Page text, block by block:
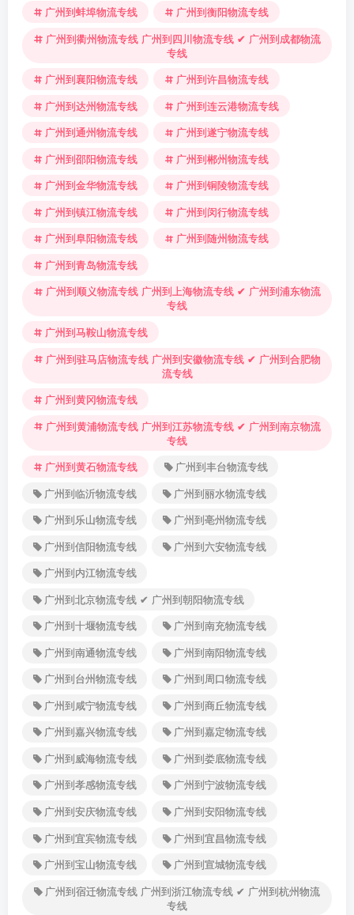
广州到蚌埠物流专线
广州到衡阳物流专线
广州到衢州物流专线 广州到四川物流专线 ✔ 广州到成都物流
专线
广州到襄阳物流专线
广州到许昌物流专线
广州到达州物流专线
广州到连云港物流专线
广州到通州物流专线
广州到遂宁物流专线
广州到邵阳物流专线
广州到郴州物流专线
广州到金华物流专线
广州到铜陵物流专线
广州到镇江物流专线
广州到闵行物流专线
广州到阜阳物流专线
广州到随州物流专线
广州到青岛物流专线
广州到顺义物流专线 广州到上海物流专线 ✔ 广州到浦东物流
专线
广州到马鞍山物流专线
广州到驻马店物流专线 广州到安徽物流专线 ✔ 广州到合肥物
流专线
广州到黄冈物流专线
广州到黄浦物流专线 广州到江苏物流专线 ✔ 广州到南京物流
专线
广州到黄石物流专线
广州到丰台物流专线
广州到临沂物流专线
广州到丽水物流专线
广州到乐山物流专线
广州到亳州物流专线
广州到信阳物流专线
广州到六安物流专线
广州到内江物流专线
广州到北京物流专线 ✔ 广州到朝阳物流专线
广州到十堰物流专线
广州到南充物流专线
广州到南通物流专线
广州到南阳物流专线
广州到台州物流专线
广州到周口物流专线
广州到咸宁物流专线
广州到商丘物流专线
广州到嘉兴物流专线
广州到嘉定物流专线
广州到威海物流专线
广州到娄底物流专线
广州到孝感物流专线
广州到宁波物流专线
广州到安庆物流专线
广州到安阳物流专线
广州到宜宾物流专线
广州到宜昌物流专线
广州到宝山物流专线
广州到宣城物流专线
广州到宿迁物流专线 广州到浙江物流专线 ✔ 广州到杭州物流
专线